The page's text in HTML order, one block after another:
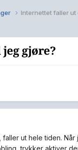
Internettet faller ut
gjøre?
ut hele tiden.